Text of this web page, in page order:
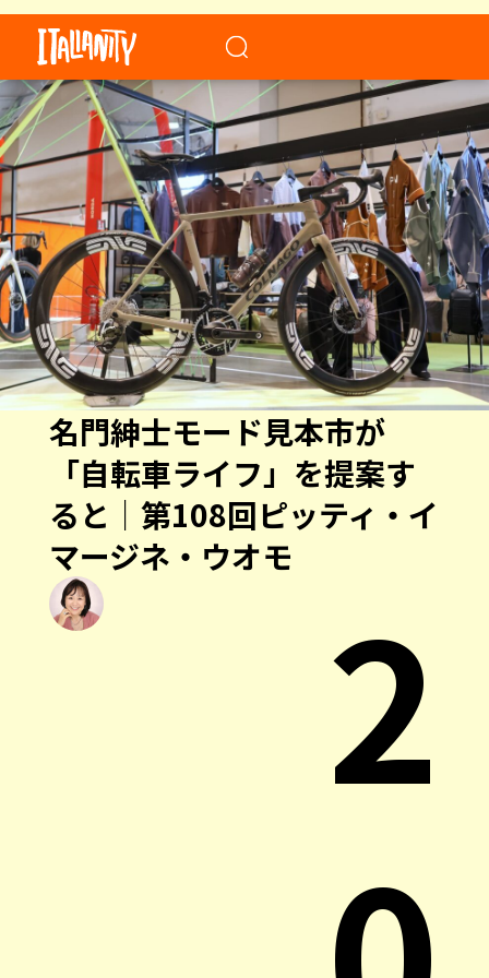
名門紳士モード見本市が
「自転車ライフ」を提案す
ると｜第108回ピッティ・イ
マージネ・ウオモ
2